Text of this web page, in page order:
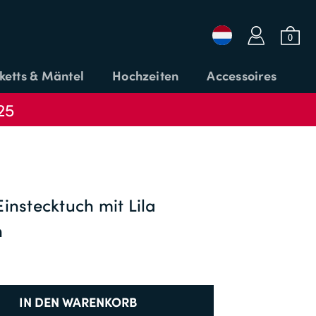
a b
0
& Mäntel Hochzeiten Accessoires
IN DEN WARENKORB
mit Lila